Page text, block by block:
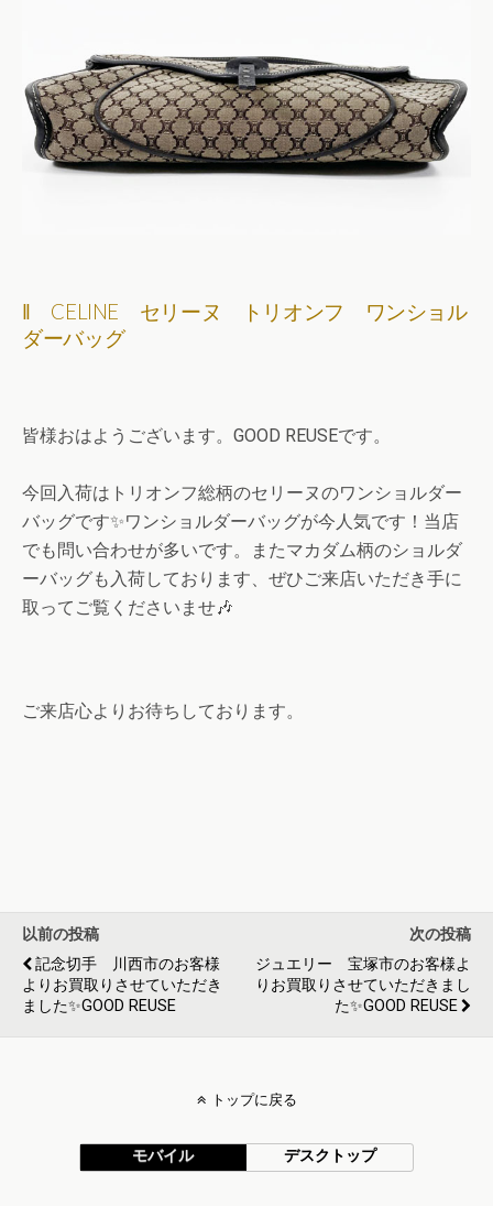
‖ CELINE セリーヌ トリオンフ ワンショル
ダーバッグ
皆様おはようございます。GOOD REUSEです。
今回入荷はトリオンフ総柄のセリーヌのワンショルダー
バッグです✨ワンショルダーバッグが今人気です！当店
でも問い合わせが多いです。またマカダム柄のショルダ
ーバッグも入荷しております、ぜひご来店いただき手に
取ってご覧くださいませ🎶
ご来店心よりお待ちしております。
以前の投稿
記念切手 川西市のお客様
よりお買取りさせていただき
ました✨GOOD REUSE
次の投稿
ジュエリー 宝塚市のお客様よ
りお買取りさせていただきまし
た✨GOOD REUSE
トップに戻る
モバイル デスクトップ